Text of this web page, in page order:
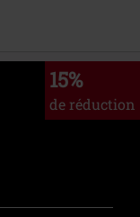
15%
de réduction